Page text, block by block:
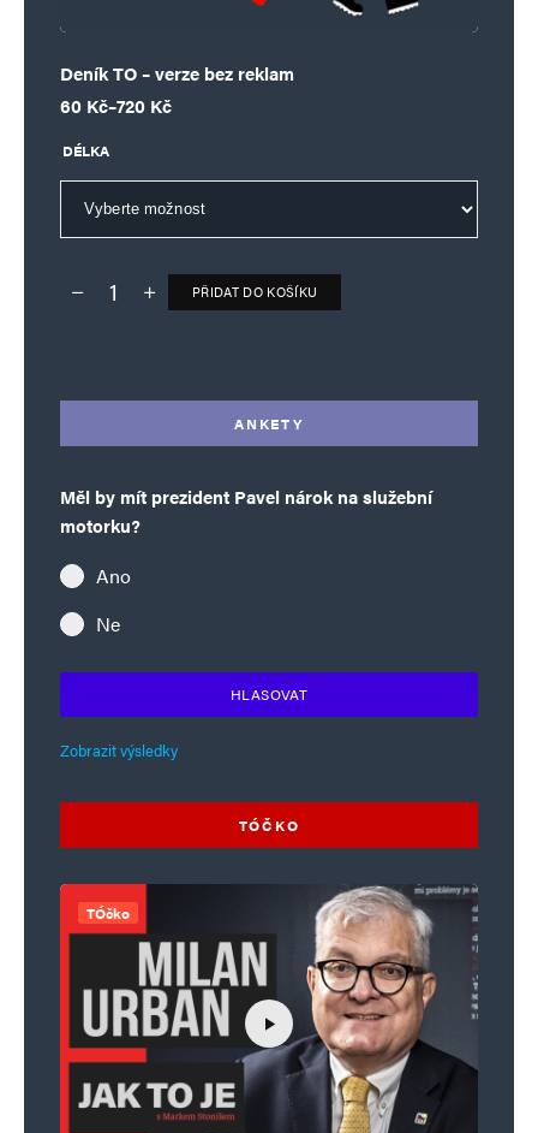
Deník TO – verze bez reklam
60 Kč–720 Kč
Rozpětí cen: 60 Kč až 720 Kč
DÉLKA
Deník TO – verze bez reklam množství
PŘIDAT DO KOŠÍKU
ANKETY
Měl by mít prezident Pavel nárok na služební
motorku?
Ano
Ne
HLASOVAT
Zobrazit výsledky
TÓČKO
TÓčko